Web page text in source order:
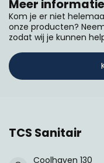
Meer informatie
Kom je er niet
onze producten?
zodat wij je kunnen
TCS Sanitair
Coolhaven 130